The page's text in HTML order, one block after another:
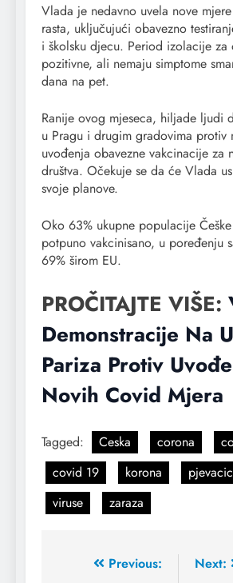
Vlada je nedavno uvela nove
rasta, uključujući obavezno
i školsku djecu. Period izolacije za
pozitivne, ali nemaju simptome
dana na pet.
Ranije ovog mjeseca, hiljade ljudi
u Pragu i drugim gradovima protiv
uvođenja obavezne vakcinacije za
društva. Očekuje se da će Vlada
svoje planove.
Oko 63% ukupne populacije
potpuno vakcinisano, u poređenju
69% širom EU.
PROČITAJTE VIŠE:
Demonstracije Na
Pariza Protiv
Novih Covid Mjera
Tagged: Ceska corona
covid 19
korona
viruse
zaraza
Previous:
Next: